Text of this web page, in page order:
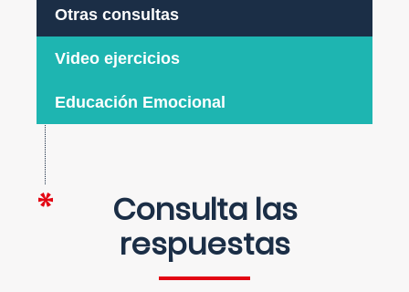
Otras consultas
Video ejercicios
Educación Emocional
Consulta las
respuestas